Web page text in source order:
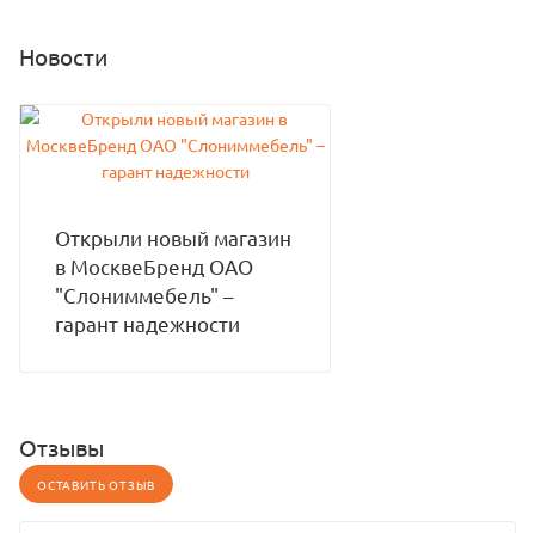
Новости
Открыли новый магазин
в МосквеБренд ОАО
"Слониммебель" –
гарант надежности
Отзывы
ОСТАВИТЬ ОТЗЫВ